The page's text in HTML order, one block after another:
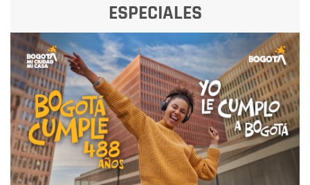
ESPECIALES